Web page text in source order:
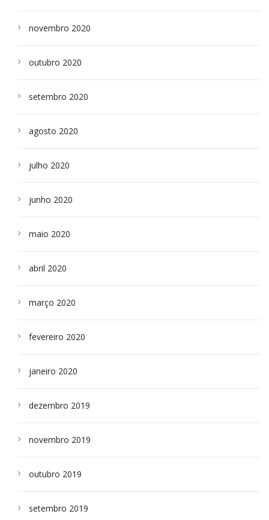
novembro 2020
outubro 2020
setembro 2020
agosto 2020
julho 2020
junho 2020
maio 2020
abril 2020
março 2020
fevereiro 2020
janeiro 2020
dezembro 2019
novembro 2019
outubro 2019
setembro 2019